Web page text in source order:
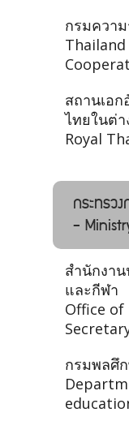
กรมควา
สถานเอ
ไทยในต่า
Royal
กระทรว
-
สำนักงา
และกีฬา
Office
กรมพลศึ